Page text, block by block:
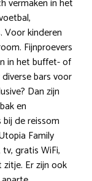
Voor kinderen
Fijnproevers
in het buffet- of
bars voor
Dan zijn
en
de reissom
Family
gratis WiFi,
Er zijn ook